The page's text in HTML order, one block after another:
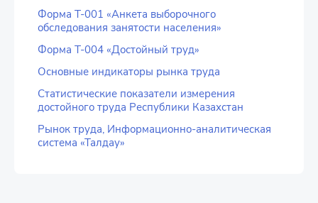
Форма Т-001 «Анкета выборочного
обследования занятости населения»
Форма Т-004 «Достойный труд»
Основные индикаторы рынка труда
Статистические показатели измерения
достойного труда Республики Казахстан
Рынок труда, Информационно-аналитическая
система «Талдау»